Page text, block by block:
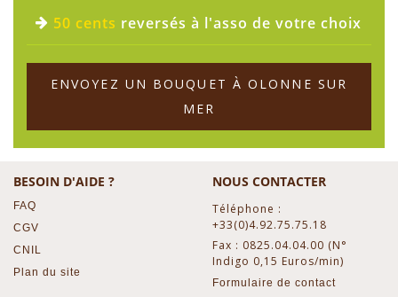
50 cents reversés à l'asso de votre choix
ENVOYEZ UN BOUQUET À OLONNE SUR
MER
BESOIN D'AIDE ?
FAQ
CGV
CNIL
Plan du site
NOUS CONTACTER
Téléphone :
+33(0)4.92.75.75.18
Fax : 0825.04.04.00 (N°
Indigo 0,15 Euros/min)
Formulaire de contact